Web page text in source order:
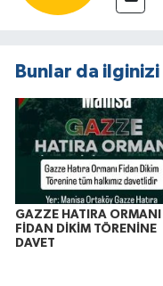
Bunlar da
GAZZE HATIRA ORMANI
FİDAN DİKİM TÖRENİNE
DAVET